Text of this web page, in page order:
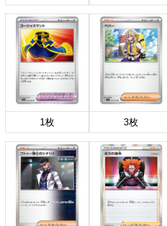
1枚 3枚